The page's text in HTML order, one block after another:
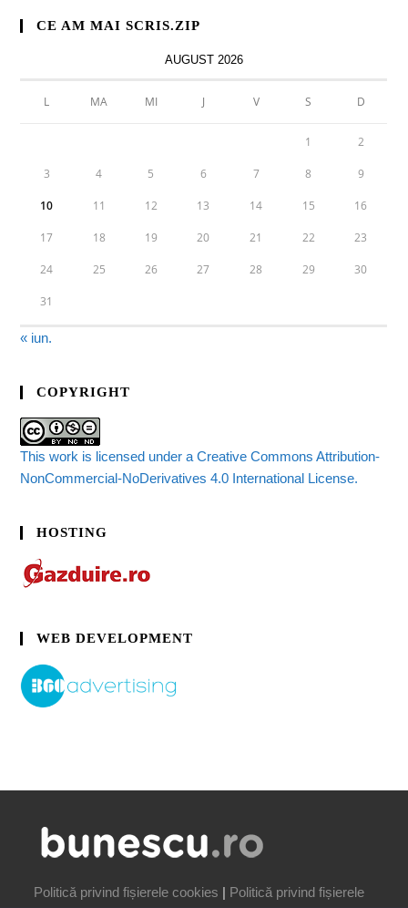
CE AM MAI SCRIS.ZIP
AUGUST 2026
L MA MI J V S D
1 2
3 4 5 6 7 8 9
10 11 12 13 14 15 16
17 18 19 20 21 22 23
24 25 26 27 28 29 30
31
« iun.
COPYRIGHT
This work is licensed under a Creative Commons Attribution-
NonCommercial-NoDerivatives 4.0 International License.
HOSTING
WEB DEVELOPMENT
Politică privind fișierele cookies | Politică privind fișierele